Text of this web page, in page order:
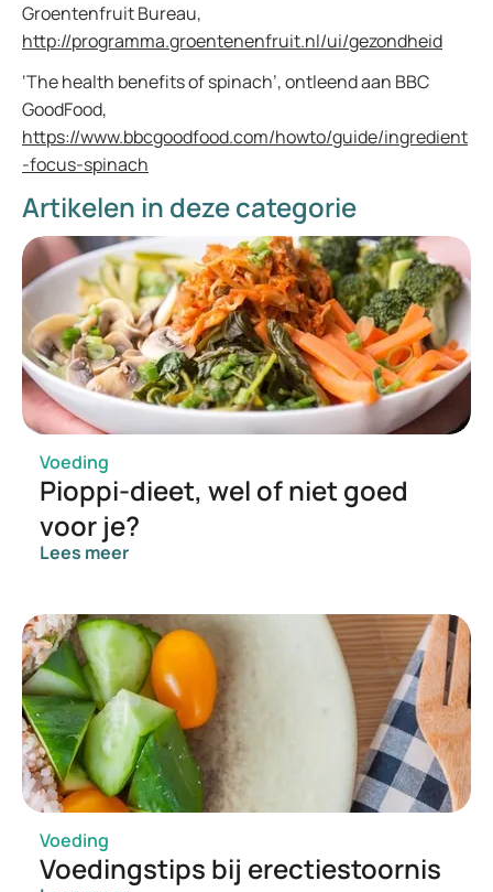
Groentenfruit Bureau,
http://programma.groentenenfruit.nl/ui/gezondheid
‘The health benefits of spinach’, ontleend aan BBC
GoodFood,
https://www.bbcgoodfood.com/howto/guide/ingredient
-focus-spinach
Artikelen in deze categorie
Voeding
Pioppi-dieet, wel of niet goed
voor je?
Lees meer
Voeding
Voedingstips bij erectiestoornis